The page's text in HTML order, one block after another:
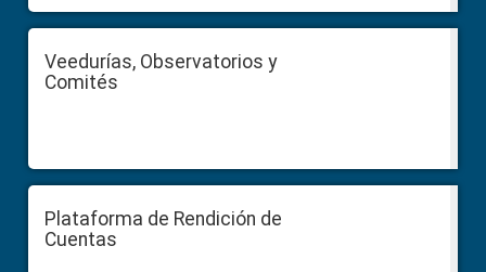
Veedurías, Observatorios y
Comités
Plataforma de Rendición de
Cuentas